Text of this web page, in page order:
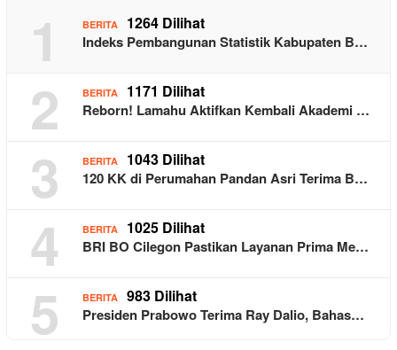
1 BERITA 1264 Dilihat
Indeks Pembangunan Statistik Kabupaten B…
2 BERITA 1171 Dilihat
Reborn! Lamahu Aktifkan Kembali Akademi …
3 BERITA 1043 Dilihat
120 KK di Perumahan Pandan Asri Terima B…
4 BERITA 1025 Dilihat
BRI BO Cilegon Pastikan Layanan Prima Me…
5 BERITA 983 Dilihat
Presiden Prabowo Terima Ray Dalio, Bahas…